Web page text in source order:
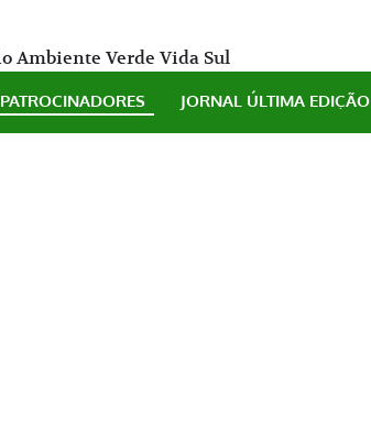
Ambiente Verde Vida Sul
PATROCINADORES JORNAL ÚLTIMA EDIÇÃO